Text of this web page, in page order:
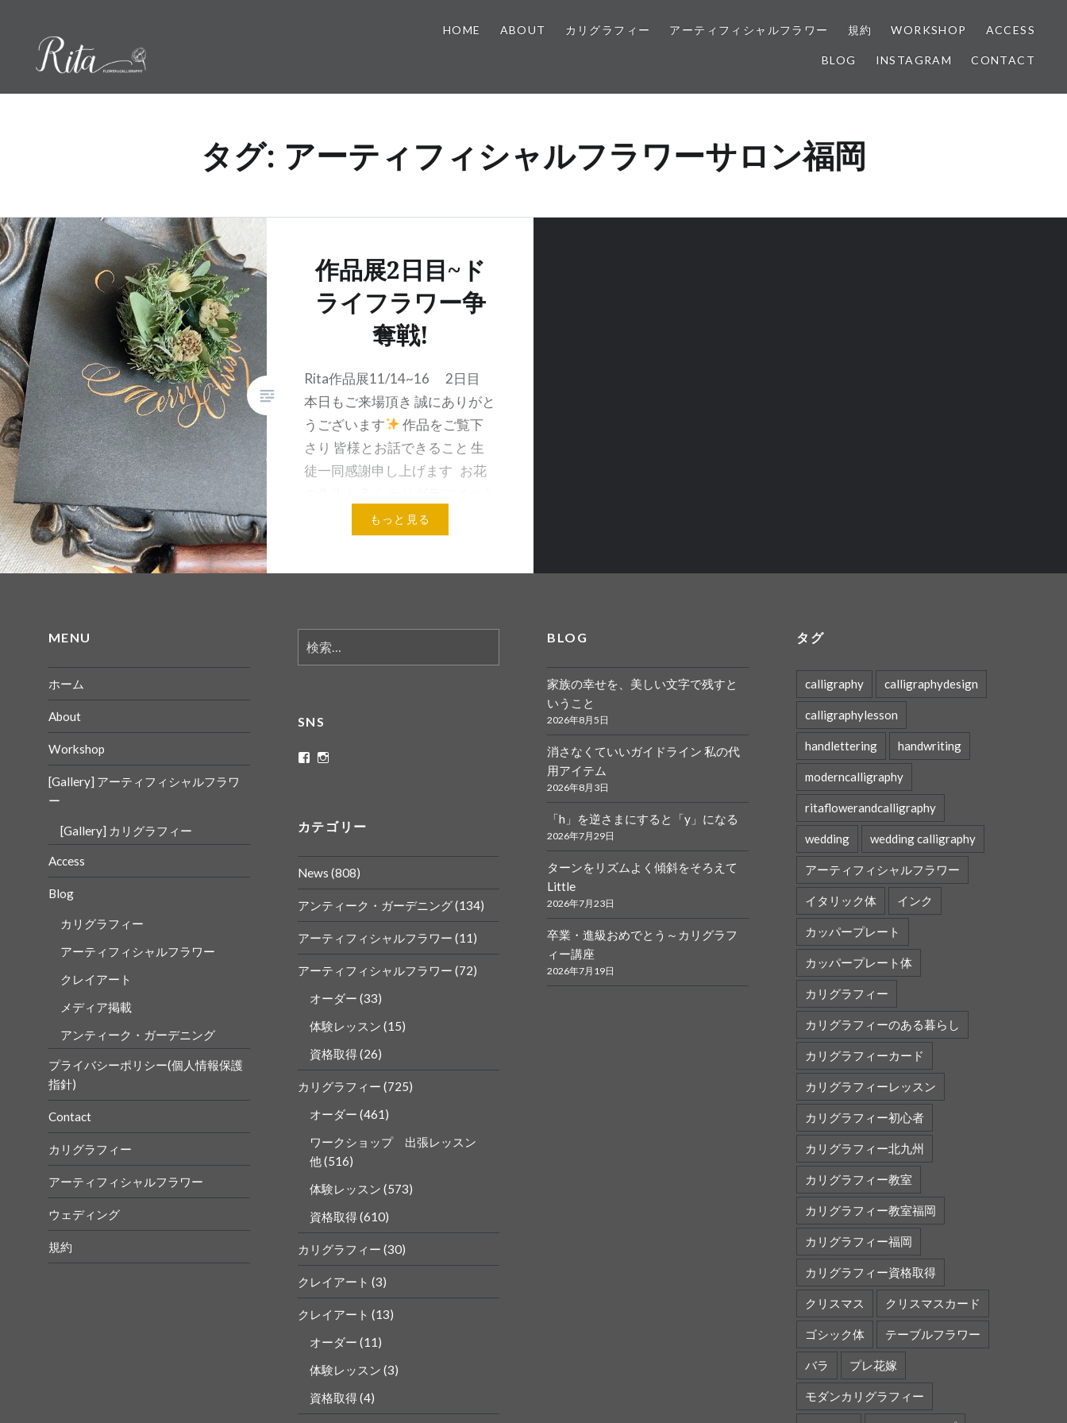
ツ
HOME ABOUT カリグラフィー アーティフィシャルフラワー 規約 WORKSHOP ACCESS
BLOG INSTAGRAM CONTACT
タグ: アーティフィシャルフラワーサロン福岡
作品展2日目~ド
ライフラワー争
奪戦!
Rita作品展11/14~16 2日目
本日もご来場頂き 誠にありがと
うございます
作品をご覧下
さり 皆様とお話できること 生
徒一同感謝申し上げます お花
もっと見る
MENU
ホーム
About
Workshop
[Gallery] アーティフィシャルフラワ
ー
[Gallery] カリグラフィー
Access
Blog
カリグラフィー
アーティフィシャルフラワー
クレイアート
メディア掲載
アンティーク・ガーデニング
プライバシーポリシー(個人情報保護
指針)
Contact
カリグラフィー
アーティフィシャルフラワー
ウェディング
規約
索:
BLOG
家族の幸せを、美しい文字で残すと
いうこと
2026年8月5日
消さなくていいガイドライン 私の代
用アイテム
2026年8月3日
「h」を逆さまにすると「y」になる
2026年7月29日
ターンをリズムよく傾斜をそろえて
Little
2026年7月23日
卒業・進級おめでとう～カリグラフ
ィー講座
2026年7月19日
タグ
calligraphy calligraphydesign
calligraphylesson
handlettering handwriting
moderncalligraphy
ritaflowerandcalligraphy
wedding wedding calligraphy
アーティフィシャルフラワー
イタリック体 インク
カッパープレート
カッパープレート体
カリグラフィー
カリグラフィーのある暮らし
カリグラフィーカード
カリグラフィーレッスン
カリグラフィー初心者
カリグラフィー北九州
カリグラフィー教室
カリグラフィー教室福岡
カリグラフィー福岡
カリグラフィー資格取得
クリスマス クリスマスカード
ゴシック体 テーブルフラワー
バラ プレ花嫁
モダンカリグラフィー
SNS
ritaflower.calligraphy
ロ
フ
ー
ル
で
表
示
rita_ym
ロ
フ
ー
ル
で
表
示
カテゴリー
News (808)
アンティーク・ガーデニング(134)
アーティフィシャルフラワー (11)
アーティフィシャルフラワー (72)
オーダー (33)
体験レッスン (15)
資格取得(26)
カリグラフィー (725)
オーダー (461)
ワークショップ 出張レッスン
他(516)
体験レッスン (573)
資格取得(610)
カリグラフィー (30)
クレイアート (3)
クレイアート (13)
オーダー (11)
体験レッスン (3)
資格取得(4)